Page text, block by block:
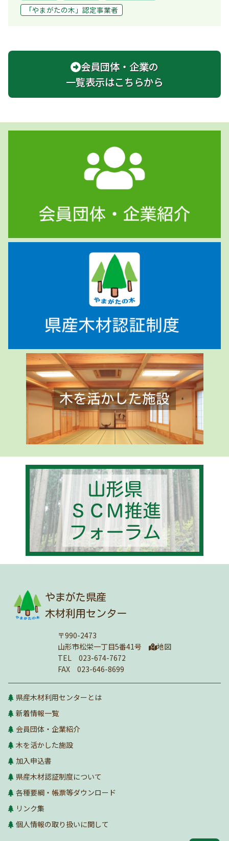
「やまがたの木」認定事業者
会員団体・企業の
一覧表示はこちらから
やまがた県産
木材利用センター
〒990-2473
山形市松栄一丁目5番41号
地図
TEL 023-674-7672
FAX 023-646-8699
県産木材利用センターとは
新着情報一覧
会員団体・企業紹介
木を活かした施設
加入申込書
県産木材認証制度について
各種要綱・帳票等ダウンロード
リンク集
個人情報の取り扱いに関して